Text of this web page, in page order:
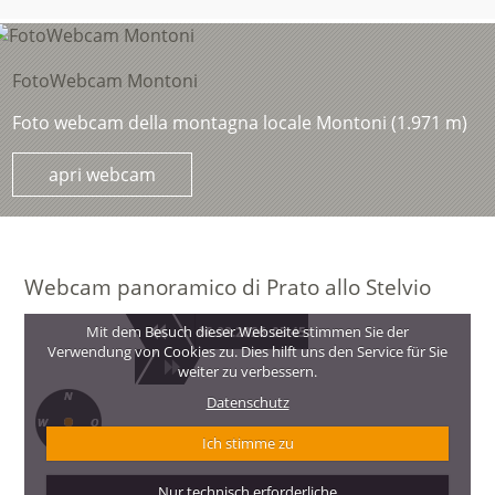
FotoWebcam Montoni
Foto webcam della montagna locale Montoni (1.971 m)
apri webcam
Webcam panoramico di Prato allo Stelvio